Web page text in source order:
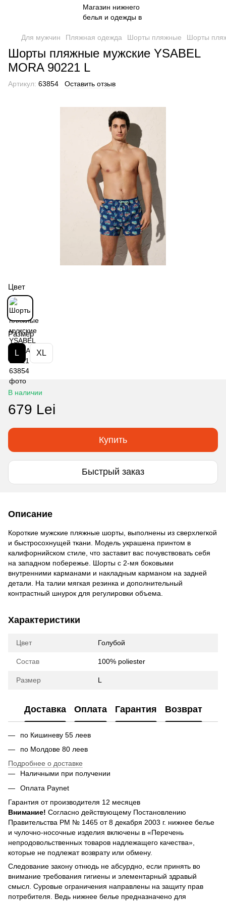
Для мужчин Пляжная одежда Шорты пляжные Шорты
Шорты пляжные мужские YSABEL
MORA 90221 L
Артикул: 63854 Оставить отзыв
Цвет
Размер
L XL
В наличии
679 Lei
Купить
Быстрый заказ
Описание
Короткие мужские пляжные шорты, выполнены из сверхлегкой
и быстросохнущей ткани. Модель украшена принтом в
калифорнийском стиле, что заставит вас почувствовать себя
на западном побережье. Шорты с 2-мя боковыми
внутренними карманами и накладным карманом на задней
детали. На талии мягкая резинка и дополнительный
контрастный шнурок для регулировки объема.
Характеристики
Цвет Голубой
Состав 100% poliester
Размер L
Доставка Оплата Гарантия Возврат
по Кишиневу 55 леев
по Молдове 80 леев
Подробнее о доставке
Наличными при получении
Оплата Paynet
Гарантия от производителя 12 месяцев
Внимание! Согласно действующему Постановлению
Правительства РМ № 1465 от 8 декабря 2003 г. нижнее белье
и чулочно-носочные изделия включены в «Перечень
непродовольственных товаров надлежащего качества»,
которые не подлежат возврату или обмену.
Следование закону отнюдь не абсурдно, если принять во
внимание требования гигиены и элементарный здравый
смысл. Суровые ограничения направлены на защиту прав
потребителя. Ведь нижнее белье предназначено для